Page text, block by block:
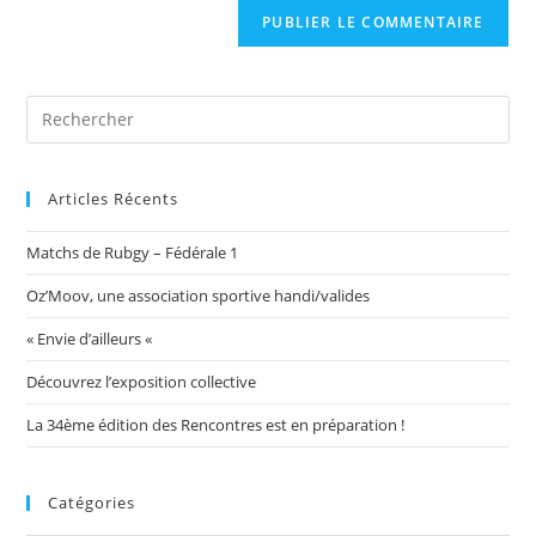
Articles Récents
Matchs de Rubgy – Fédérale 1
Oz’Moov, une association sportive handi/valides
« Envie d’ailleurs «
Découvrez l’exposition collective
La 34ème édition des Rencontres est en préparation !
Catégories